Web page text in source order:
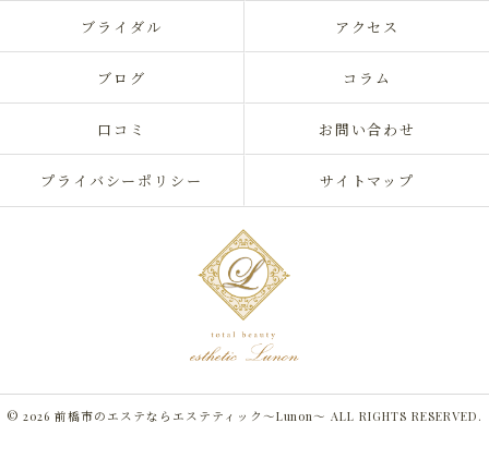
ブライダル アクセス
ブログ コラム
口コミ お問い合わせ
プライバシーポリシー サイトマップ
© 2026 前橋市のエステならエステティック～Lunon～ ALL RIGHTS RESERVED.